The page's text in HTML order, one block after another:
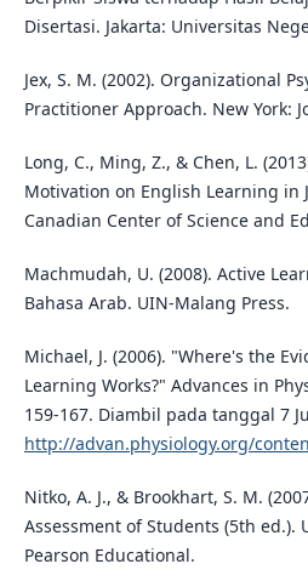
Disertasi. Jakarta: Universitas
Jex, S. M. (2002). Organizational
Practitioner Approach. New York:
Long, C., Ming, Z., & Chen, L.
Motivation on English Learning in
Canadian Center of Science and
Machmudah, U. (2008). Active
Bahasa Arab. UIN-Malang Press.
Michael, J. (2006). "Where's the
Learning Works?" Advances in
159-167. Diambil pada tanggal 7
http://advan.physiology.org/
Nitko, A. J., & Brookhart, S. M.
Assessment of Students (5th ed.).
Pearson Educational.